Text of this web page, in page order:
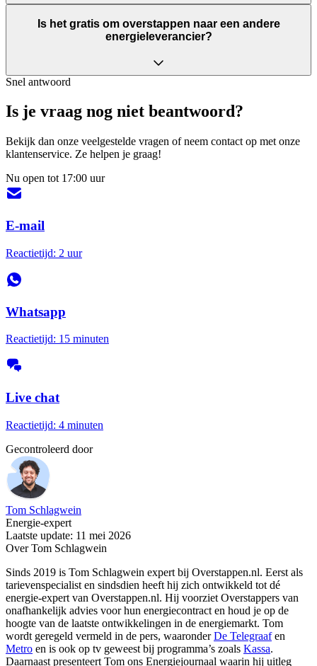
Is het gratis om overstappen naar een andere
energieleverancier?
Snel antwoord
Is je vraag nog niet beantwoord?
Bekijk dan onze veelgestelde vragen of neem contact op met onze
klantenservice. Ze helpen je graag!
Nu open tot 17:00 uur
E-mail
Reactietijd: 2 uur
Whatsapp
Reactietijd: 15 minuten
Live chat
Reactietijd: 4 minuten
Gecontroleerd door
Tom Schlagwein
Energie-expert
Laatste update: 11 mei 2026
Over Tom Schlagwein
Sinds 2019 is Tom Schlagwein expert bij Overstappen.nl. Eerst als
tarievenspecialist en sindsdien heeft hij zich ontwikkeld tot dé
energie-expert van Overstappen.nl. Hij voorziet Overstappers van
onafhankelijk advies voor hun energiecontract en houd je op de
hoogte van de laatste ontwikkelingen in de energiemarkt. Tom
wordt geregeld vermeld in de pers, waaronderDe Telegraafen
Metro en is ook op tv geweest bij programma’s zoals Kassa.
Daarnaast presenteert Tom ons Energiejournaal waarin hij uitleg